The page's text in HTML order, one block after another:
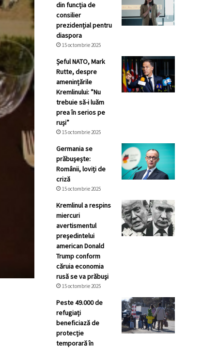
din funcția de
consilier
prezidențial pentru
diaspora
15 octombrie 2025
Șeful NATO, Mark
Rutte, despre
amenințările
Kremlinului: ”Nu
trebuie să-i luăm
prea în serios pe
ruși”
15 octombrie 2025
Germania se
prăbușește:
Românii, loviți de
criză
15 octombrie 2025
Kremlinul a respins
miercuri
avertismentul
preşedintelui
american Donald
Trump conform
căruia economia
rusă se va prăbuşi
15 octombrie 2025
Peste 49.000 de
refugiați
beneficiază de
protecție
temporară în